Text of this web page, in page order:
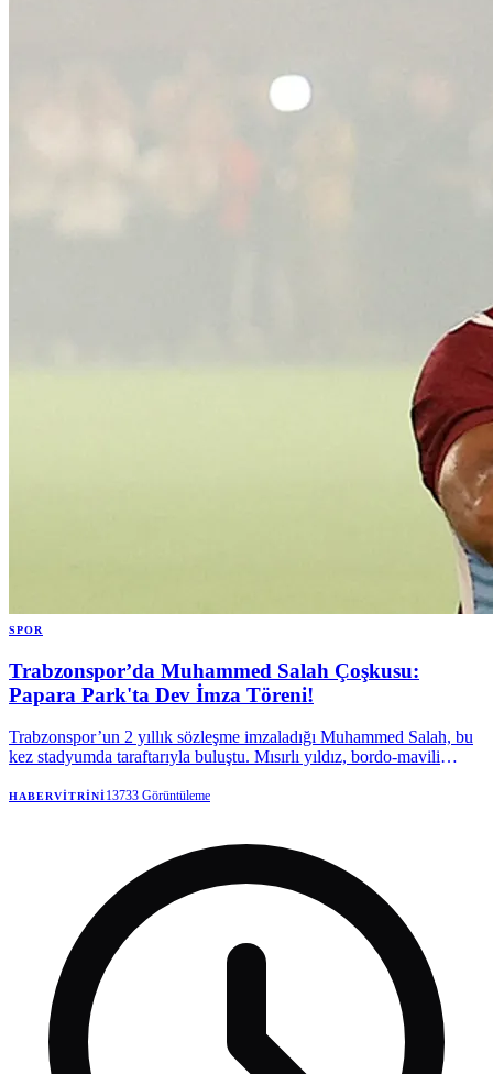
SPOR
Trabzonspor’da Muhammed Salah Çoşkusu:
Papara Park'ta Dev İmza Töreni!
Trabzonspor’un 2 yıllık sözleşme imzaladığı Muhammed Salah, bu
kez stadyumda taraftarıyla buluştu. Mısırlı yıldız, bordo-mavili
HABERVITRINI13733 Görüntüleme